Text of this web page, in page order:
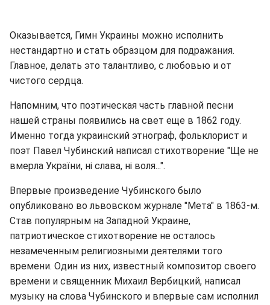
Оказывается, Гимн Украины можно исполнить
нестандартно и стать образцом для подражания.
Главное, делать это талантливо, с любовью и от
чистого сердца.
Напомним, что поэтическая часть главной песни
нашей страны появились на свет еще в 1862 году.
Именно тогда украинский этнограф, фольклорист и
поэт Павел Чубинский написал стихотворение "Ще не
вмерла України, ні слава, ні воля...".
Впервые произведение Чубинского было
опубликовано во львовском журнале "Мета" в 1863-м.
Став популярным на Западной Украине,
патриотическое стихотворение не осталось
незамеченным религиозными деятелями того
времени. Один из них, известный композитор своего
времени и священник Михаил Вербицкий, написал
музыку на слова Чубинского и впервые сам исполнил